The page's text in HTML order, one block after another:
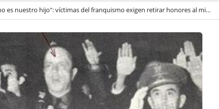
nuestro hijo": víctimas del franquismo exigen retirar honores al ministro del franquismo